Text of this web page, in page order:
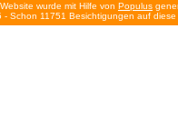
wurde mit Hilfe von Populus
- Schon 11751 Besichtigungen auf diese